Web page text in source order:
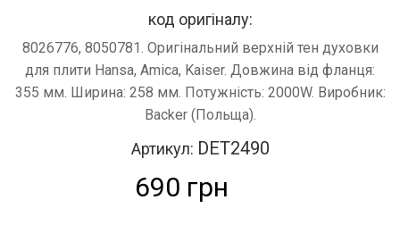
код оригіналу:
8026776, 8050781. Оригінальний верхній тен духовки
для плити Hansa, Amica, Kaiser. Довжина від фланця:
355 мм. Ширина: 258 мм. Потужність: 2000W. Виробник:
Backer (Польща).
Артикул: DET2490
690 грн